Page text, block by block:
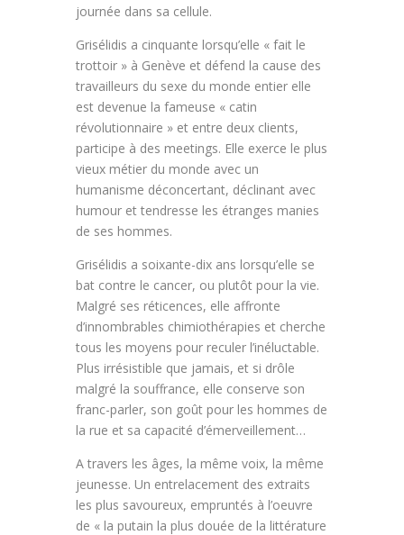
journée dans sa cellule.
Grisélidis a cinquante lorsqu’elle « fait le
trottoir » à Genève et défend la cause des
travailleurs du sexe du monde entier elle
est devenue la fameuse « catin
révolutionnaire » et entre deux clients,
participe à des meetings. Elle exerce le plus
vieux métier du monde avec un
humanisme déconcertant, déclinant avec
humour et tendresse les étranges manies
de ses hommes.
Grisélidis a soixante-dix ans lorsqu’elle se
bat contre le cancer, ou plutôt pour la vie.
Malgré ses réticences, elle affronte
d’innombrables chimiothérapies et cherche
tous les moyens pour reculer l’inéluctable.
Plus irrésistible que jamais, et si drôle
malgré la souffrance, elle conserve son
franc-parler, son goût pour les hommes de
la rue et sa capacité d’émerveillement…
A travers les âges, la même voix, la même
jeunesse. Un entrelacement des extraits
les plus savoureux, empruntés à l’oeuvre
de « la putain la plus douée de la littérature